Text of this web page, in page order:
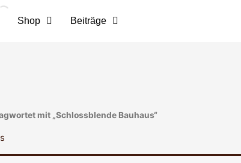
Shop Beiträge
mit „Schlossblende Bauhaus“